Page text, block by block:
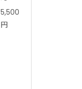
5,500
円